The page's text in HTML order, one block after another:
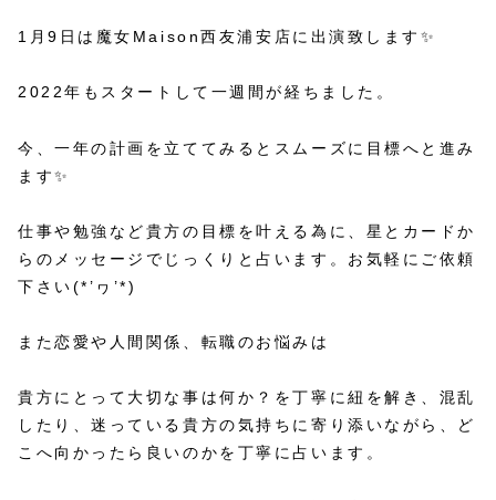
1月9日は魔女Maison西友浦安店に出演致します✨
2022年もスタートして一週間が経ちました。
今、一年の計画を立ててみるとスムーズに目標へと進み
ます✨
仕事や勉強など貴方の目標を叶える為に、星とカードか
らのメッセージでじっくりと占います。お気軽にご依頼
下さい(*’ヮ’*)
また恋愛や人間関係、転職のお悩みは
貴方にとって大切な事は何か？を丁寧に紐を解き、混乱
したり、迷っている貴方の気持ちに寄り添いながら、ど
こへ向かったら良いのかを丁寧に占います。